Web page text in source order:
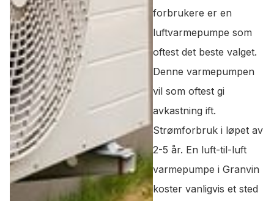
forbrukere er en
luftvarmepumpe som
oftest det beste valget.
Denne varmepumpen
vil som oftest gi
avkastning ift.
Strømforbruk i løpet av
2-5 år. En luft-til-luft
varmepumpe i Granvin
koster vanligvis et sted